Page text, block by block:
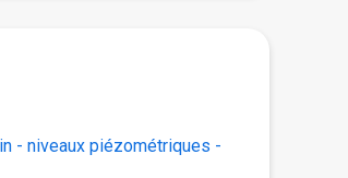
- niveaux piézométriques -